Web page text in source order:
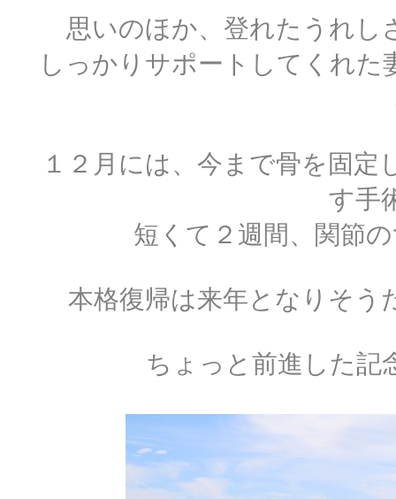
思いのほか、登れたうれし
しっかりサポートしてくれ
１２月には、今まで骨を固
す手
短くて２週間、関節
本格復帰は来年となりそう
ちょっと前進した記